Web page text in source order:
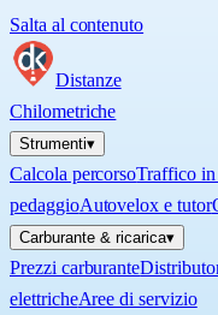
Salta al contenuto
Distanze
Chilometriche
Strumenti▾
Calcola percorsoTraffico in
pedaggioAutovelox e tutor
Carburante & ricarica▾
Prezzi carburante
elettricheAree di servizio